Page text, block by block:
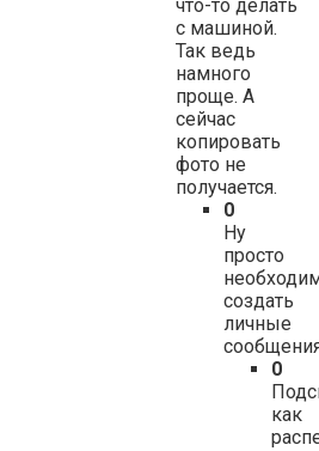
что-то делать
с машиной.
Так ведь
намного
проще. А
сейчас
копировать
фото не
получается.
0
Ну
просто
создать
личные
0
как